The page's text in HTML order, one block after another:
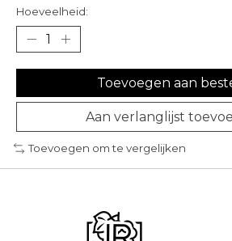
Hoeveelheid:
Toevoegen aan
Aan verlanglijst
Toevoegen om te vergelijken